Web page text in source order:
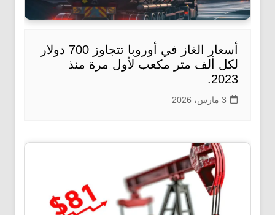
أسعار الغاز في أوروبا تتجاوز 700 دولار
لكل ألف متر مكعب لأول مرة منذ
2023.
3 مارس، 2026